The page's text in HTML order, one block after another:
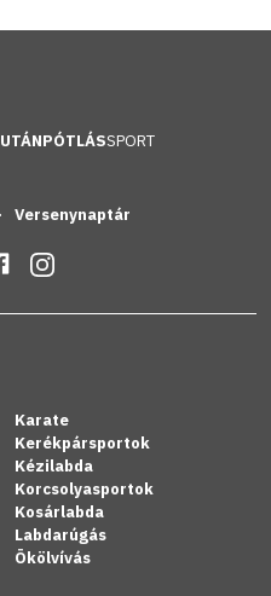
UTÁNPÓTLÁSSPORT
Versenynaptár
Karate
Kerékpársportok
Kézilabda
Korcsolyasportok
Kosárlabda
Labdarúgás
Ökölvívás